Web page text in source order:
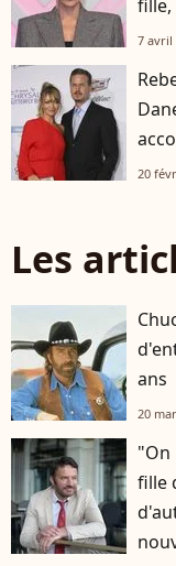
fille,
7 avril
20
Les
ans
20
"On
fille